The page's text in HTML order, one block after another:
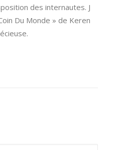
des internautes. J
Du Monde » de Keren